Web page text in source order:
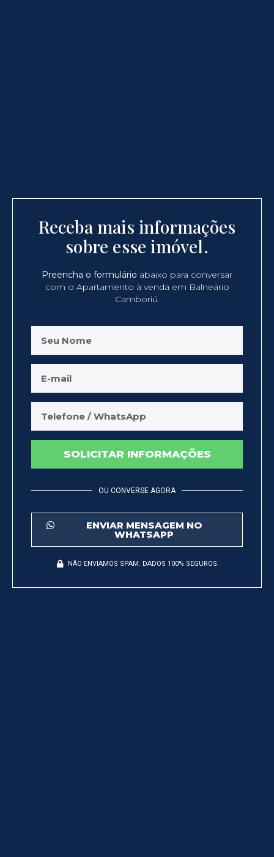
Receba mais informações
sobre esse imóvel.
Preencha o formulário abaixo para conversar
com o Apartamento à venda em Balneário
Camboriú.
SOLICITAR INFORMAÇÕES
OU CONVERSE AGORA
ENVIAR MENSAGEM NO
WHATSAPP
NÃO ENVIAMOS SPAM. DADOS 100% SEGUROS.